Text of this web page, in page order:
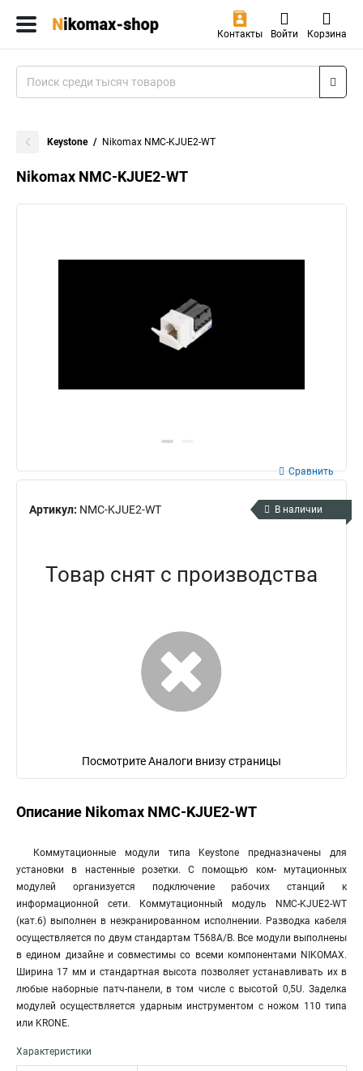
Контакты Войти Корзина
Keystone Nikomax NMC-KJUE2-WT
Nikomax NMC-KJUE2-WT
Артикул: NMC-KJUE2-WT
Сравнить
В наличии
Товар снят с производства
Посмотрите Аналоги внизу страницы
Описание Nikomax NMC-KJUE2-WT
Коммутационные модули типа Keystone предназначены для
установки в настенные розетки. С помощью ком- мутационных
модулей организуется подключение рабочих станций к
информационной сети. Коммутационный модуль NMC-KJUE2-WT
(кат.6) выполнен в неэкранированном исполнении. Разводка кабеля
осуществляется по двум стандартам T568A/B. Все модули выполнены
в едином дизайне и совместимы со всеми компонентами NIKOMAX.
Ширина 17 мм и стандартная высота позволяет устанавливать их в
любые наборные патч-панели, в том числе с высотой 0,5U. Заделка
модулей осуществляется ударным инструментом с ножом 110 типа
или KRONE.
Характеристики